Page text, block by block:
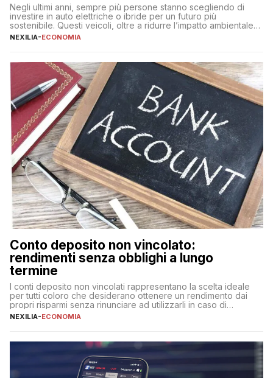
Negli ultimi anni, sempre più persone stanno scegliendo di
investire in auto elettriche o ibride per un futuro più
sostenibile. Questi veicoli, oltre a ridurre l’impatto ambientale,
offrono vantaggi economici a lungo termine, come minori costi
fare se non […]
NEXILIA-ECONOMIA
Conto deposito non vincolato:
rendimenti senza obblighi a lungo
termine
I conti deposito non vincolati rappresentano la scelta ideale
per tutti coloro che desiderano ottenere un rendimento dai
propri risparmi senza rinunciare ad utilizzarli in caso di
necessità. A differenza delle forme vincolate tradizionali,
flessibilità e rendimento. Come funzionano […]
NEXILIA-ECONOMIA